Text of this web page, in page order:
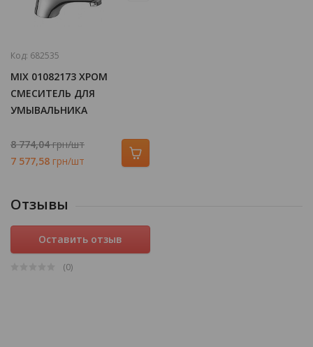
Код: 682535
MIX 01082173 ХРОМ
СМЕСИТЕЛЬ ДЛЯ
УМЫВАЛЬНИКА
8 774,04грн/шт
7 577,58 грн/шт
Отзывы
(0)
Оставить отзыв